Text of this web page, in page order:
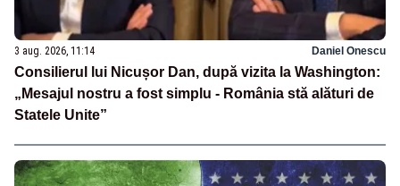
3 aug. 2026, 11:14 Daniel Onescu
Consilierul lui Nicușor Dan, după vizita la Washington:
„Mesajul nostru a fost simplu - România stă alături de
Statele Unite”